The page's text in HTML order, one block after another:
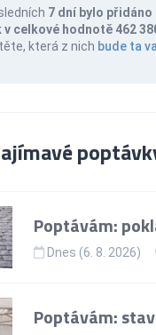
7 dní bylo přidáno
v celkové hodnotě 462
která z nich bude ta
Poptávám:
Dnes (6. 8. 2026)
Poptávám: